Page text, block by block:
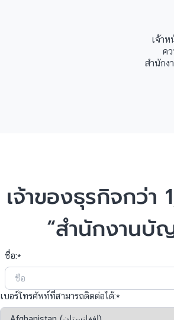
เจ้า
ค
สำนัก
เจ้าของธุรกิจกว่า
“สำนักงานบั
ชื่อ:*
เบอร์โทรศัพท์ที่สามารถติดต่อได้:*